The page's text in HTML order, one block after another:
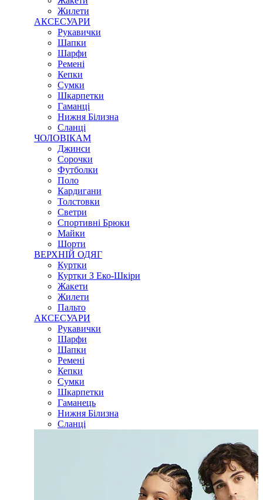
Жилети
АКСЕСУАРИ
Рукавички
Шапки
Шарфи
Ремені
Кепки
Сумки
Шкарпетки
Гаманці
Нижня Білизна
Сланці
ЧОЛОВІКАМ
Джинси
Сорочки
Футболки
Поло
Кардигани
Толстовки
Светри
Спортивні Брюки
Майки
Шорти
ВЕРХНІЙ ОДЯГ
Куртки
Куртки З Еко-Шкіри
Жакети
Жилети
Пальто
АКСЕСУАРИ
Рукавички
Шарфи
Шапки
Ремені
Кепки
Сумки
Шкарпетки
Гаманець
Нижня Білизна
Сланці